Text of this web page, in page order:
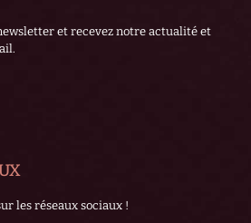
et recevez notre actualité et
les réseaux sociaux !